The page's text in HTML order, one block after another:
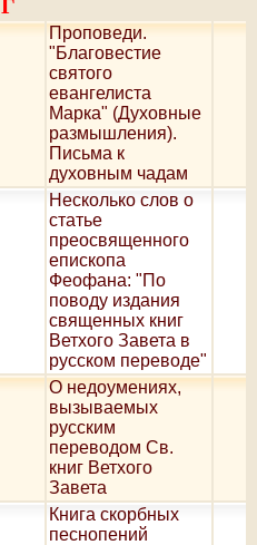
Г
Проповеди.
"Благовестие
святого
евангелиста
Марка" (Духовные
размышления).
Письма к
духовным чадам
Несколько слов о
статье
преосвященного
епископа
Феофана: "По
поводу издания
священных книг
Ветхого Завета в
русском переводе"
О недоумениях,
вызываемых
русским
переводом Св.
книг Ветхого
Завета
Книга скорбных
песнопений